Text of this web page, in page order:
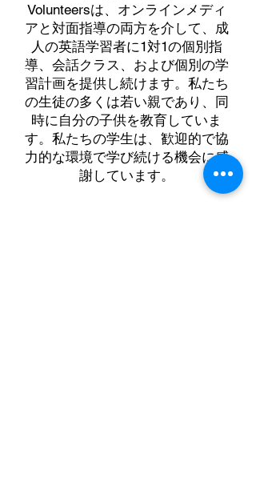
Volunteersは、オンラインメディ
アと対面指導の両方を介して、成
人の英語学習者に1対1の個別指
導、会話クラス、および個別の学
習計画を提供し続けます。私たち
の生徒の多くは若い親であり、同
時に自分の子供を教育していま
す。私たちの学生は、歓迎的で協
力的な環境で学び続ける機会に感
謝しています。